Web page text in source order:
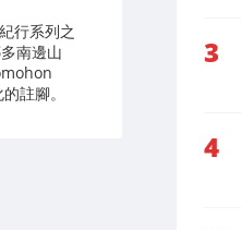
行系列之
南邊山
註腳。